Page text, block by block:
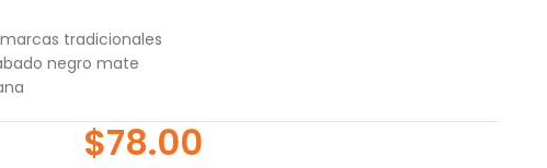
tradicionales
negro mate
$78.00